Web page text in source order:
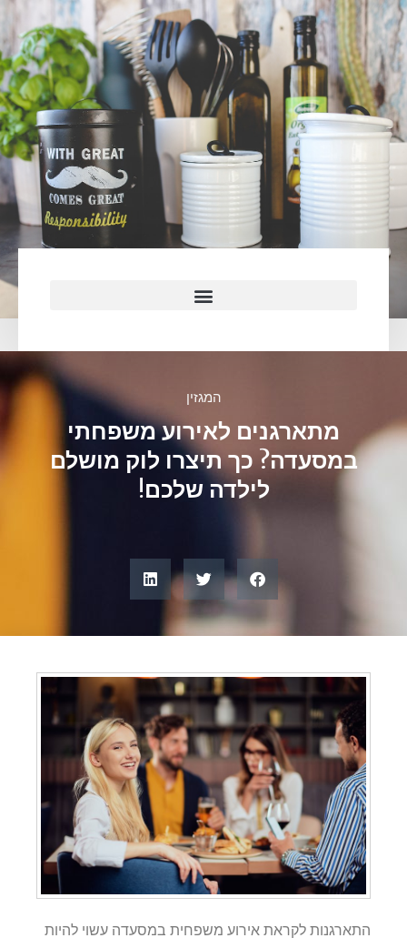
המגזין
מתארגנים לאירוע משפחתי
במסעדה? כך תיצרו לוק מושלם
לילדה שלכם!
התארגנות לקראת אירוע משפחית במסעדה עשוי להיות